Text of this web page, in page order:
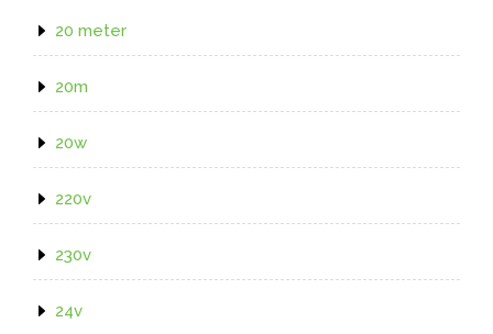
20 meter
20m
20w
220v
230v
24v